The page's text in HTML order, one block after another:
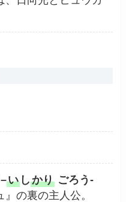
い しかり ごろう-
の裏の主人公。